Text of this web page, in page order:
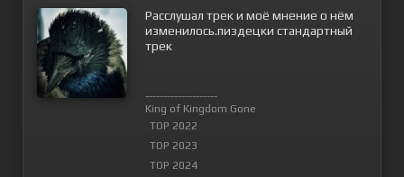
Расслушал трек и моё мнение о нём
изменилось.пиздецки стандартный
трек
--------------------
King of Kingdom Gone
TOP 2022
TOP 2023
TOP 2024